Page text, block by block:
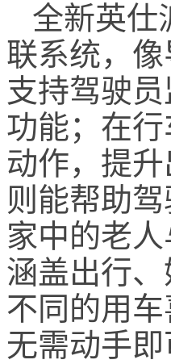
全新英仕
联系统，
支持驾驶
功能；在
动作，提升
则能帮助
家中的老
涵盖出行
不同的用
无需动手